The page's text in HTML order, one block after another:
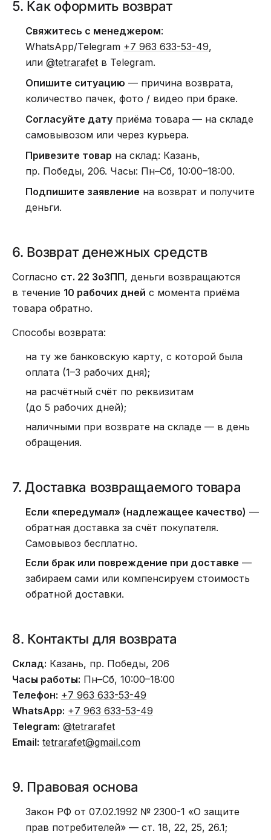
5. Как оформить возврат
Свяжитесь с менеджером:
WhatsApp/Telegram +7 963 633-53-49,
или @tetrarafet в Telegram.
Опишите ситуацию — причина возврата,
количество пачек, фото / видео при браке.
Согласуйте дату приёма товара — на складе
самовывозом или через курьера.
Привезите товар на склад: Казань,
пр. Победы, 206. Часы: Пн–Сб, 10:00–18:00.
Подпишите заявление на возврат и получите
деньги.
6. Возврат денежных средств
Согласно ст. 22 ЗоЗПП, деньги возвращаются
в течение 10 рабочих дней с момента приёма
товара обратно.
Способы возврата:
на ту же банковскую карту, с которой была
оплата (1–3 рабочих дня);
на расчётный счёт по реквизитам
(до 5 рабочих дней);
наличными при возврате на складе — в день
обращения.
7. Доставка возвращаемого товара
Если «передумал» (надлежащее качество) —
обратная доставка за счёт покупателя.
Самовывоз бесплатно.
Если брак или повреждение при доставке —
забираем сами или компенсируем стоимость
обратной доставки.
8. Контакты для возврата
Склад: Казань, пр. Победы, 206
Часы работы: Пн–Сб, 10:00–18:00
Телефон: +7 963 633-53-49
WhatsApp: +7 963 633-53-49
Telegram: @tetrarafet
Email: tetrarafet@gmail.com
9. Правовая основа
Закон РФ от 07.02.1992 № 2300-1 «О защите
прав потребителей» — ст. 18, 22, 25, 26.1;